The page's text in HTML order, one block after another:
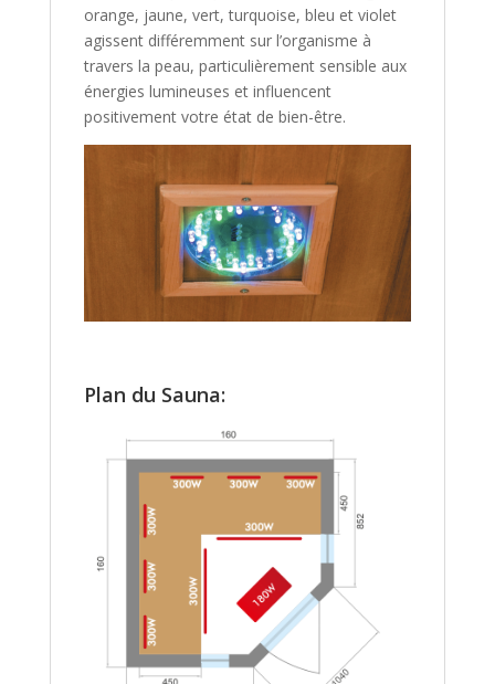
orange, jaune, vert, turquoise, bleu et violet
agissent différemment sur l’organisme à
travers la peau, particulièrement sensible aux
énergies lumineuses et influencent
positivement votre état de bien-être.
Plan du Sauna: